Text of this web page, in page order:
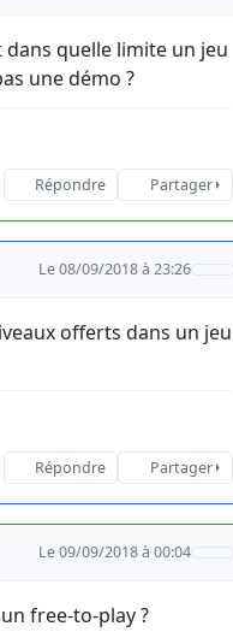
quelle limite un jeu
une démo ?
Répondre Partager
Le 08/09/2018 à 23:26
offerts dans un jeu
Répondre Partager
Le 09/09/2018 à 00:04
free-to-play ?